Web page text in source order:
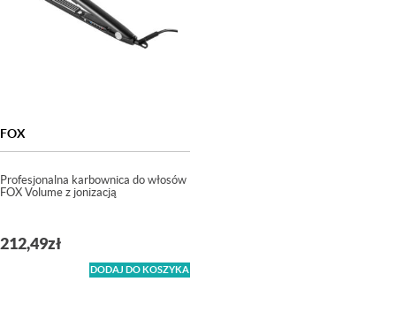
FOX
Profesjonalna karbownica do włosów
FOX Volume z jonizacją
212,49zł
DODAJ DO KOSZYKA